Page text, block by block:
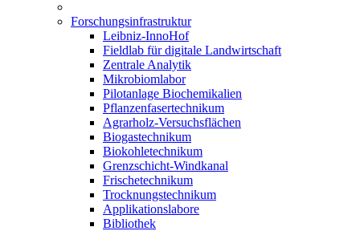
Forschungsinfrastruktur
Leibniz-InnoHof
Fieldlab für digitale Landwirtschaft
Zentrale Analytik
Mikrobiomlabor
Pilotanlage Biochemikalien
Pflanzenfasertechnikum
Agrarholz-Versuchsflächen
Biogastechnikum
Biokohletechnikum
Grenzschicht-Windkanal
Frischetechnikum
Trocknungstechnikum
Applikationslabore
Bibliothek